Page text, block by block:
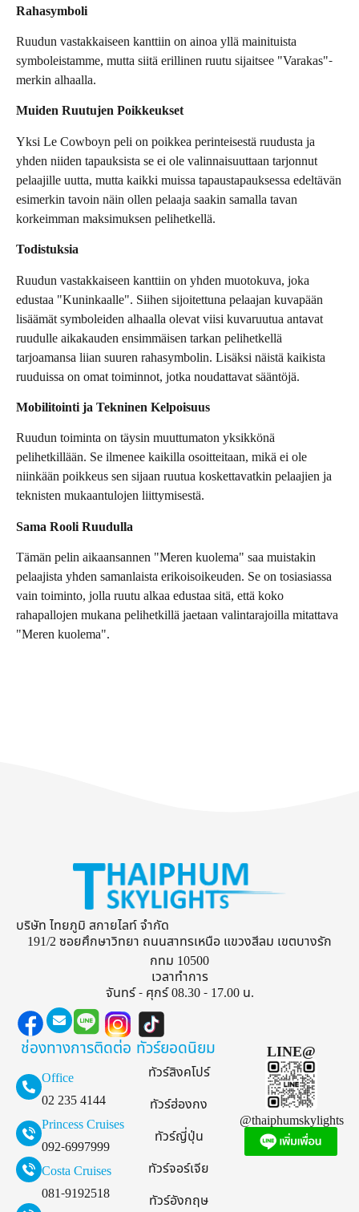
Rahasymboli
Ruudun vastakkaiseen kanttiin on ainoa yllä mainituista
symboleistamme, mutta siitä erillinen ruutu sijaitsee "Varakas"-
merkin alhaalla.
Muiden Ruutujen Poikkeukset
Yksi Le Cowboyn peli on poikkea perinteisestä ruudusta ja
yhden niiden tapauksista se ei ole valinnaisuuttaan tarjonnut
pelaajille uutta, mutta kaikki muissa tapaustapauksessa edeltävän
esimerkin tavoin näin ollen pelaaja saakin samalla tavan
korkeimman maksimuksen pelihetkellä.
Todistuksia
Ruudun vastakkaiseen kanttiin on yhden muotokuva, joka
edustaa "Kuninkaalle". Siihen sijoitettuna pelaajan kuvapään
lisäämät symboleiden alhaalla olevat viisi kuvaruutua antavat
ruudulle aikakauden ensimmäisen tarkan pelihetkellä
tarjoamansa liian suuren rahasymbolin. Lisäksi näistä kaikista
ruuduissa on omat toiminnot, jotka noudattavat sääntöjä.
Mobilitointi ja Tekninen Kelpoisuus
Ruudun toiminta on täysin muuttumaton yksikkönä
pelihetkillään. Se ilmenee kaikilla osoitteitaan, mikä ei ole
niinkään poikkeus sen sijaan ruutua koskettavatkin pelaajien ja
teknisten mukaantulojen liittymisestä.
Sama Rooli Ruudulla
Tämän pelin aikaansannen "Meren kuolema" saa muistakin
pelaajista yhden samanlaista erikoisoikeuden. Se on tosiasiassa
vain toiminto, jolla ruutu alkaa edustaa sitä, että koko
rahapallojen mukana pelihetkillä jaetaan valintarajoilla mitattava
"Meren kuolema".
บริษัท ไทยภูมิ สกายไลท์ จำกัด
191/2 ซอยศึกษาวิทยา ถนนสาทรเหนือ แขวงสีลม เขตบางรัก
กทม 10500
เวลาทำการ
จันทร์ - ศุกร์ 08.30 - 17.00 น.
ช่องทางการติดต่อ
Office
02 235 4144
Princess Cruises
092-6997999
Costa Cruises
081-9192518
ทัวร์ยอดนิยม
ทัวร์สิงคโปร์
ทัวร์ฮ่องกง
ทัวร์ญี่ปุ่น
ทัวร์จอร์เจีย
ทัวร์อังกฤษ
LINE@
@thaiphumskylights